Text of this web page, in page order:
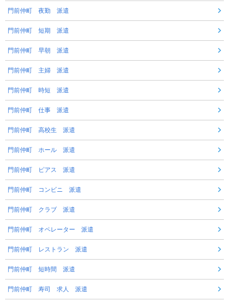
門前仲町 夜勤 派遣
門前仲町 短期 派遣
門前仲町 早朝 派遣
門前仲町 主婦 派遣
門前仲町 時短 派遣
門前仲町 仕事 派遣
門前仲町 高校生 派遣
門前仲町 ホール 派遣
門前仲町 ピアス 派遣
門前仲町 コンビニ 派遣
門前仲町 クラブ 派遣
門前仲町 オペレーター 派遣
門前仲町 レストラン 派遣
門前仲町 短時間 派遣
門前仲町 寿司 求人 派遣